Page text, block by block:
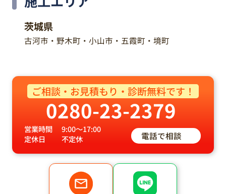
茨城県
古河市・野木町・小山市・五霞町・境町
ご相談・お見積もり・診断無料です！
0280-23-2379
営業時間
9:00～17:00
定休日
不定休 電話で相談